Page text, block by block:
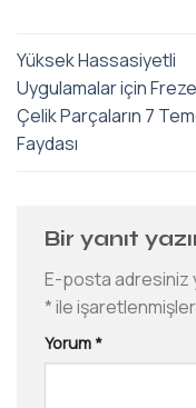
Yüksek Hassasiyetli
Uygulamalar için
Çelik Parçaların 7
Faydası
Bir yanıt
E-posta adresiniz
*ile
Yorum *